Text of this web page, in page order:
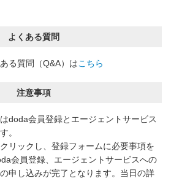
よくある質問
る質問（Q&A）はこちら
注意事項
doda会員登録とエージェントサービス
。
リックし、登録フォームに必要事項を
会員登録、エージェントサービスへの
申し込みが完了となります。当日の詳